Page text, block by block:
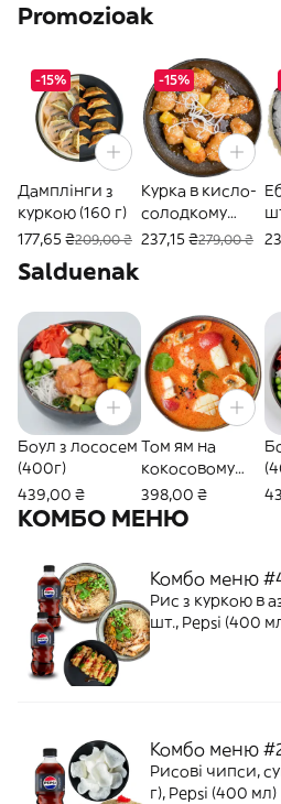
Promozioak
-15%
Дамплінги з
куркою (160 г)
177,65 ₴209,00 ₴
-15%
Курка в кисло-
солодкому
соусі з
237,15 ₴279,00 ₴
Salduenak
Боул з лососем
(400г)
439,00 ₴
Том ям на
кокосовому
молоці з
морепродукта
ми (400/100 г)
398,00 ₴
КОМБО МЕНЮ
Комбо меню
Рис з куркою в
шт., Pepsi (400
Комбо меню
Рисові чипси,
г), Pepsi (400 мл)